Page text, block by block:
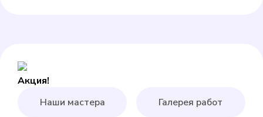
Акция!
Наши мастера Галерея работ